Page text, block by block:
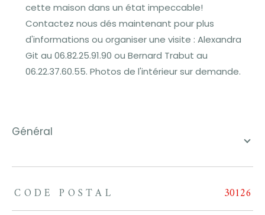
cette maison dans un état impeccable!
Contactez nous dés maintenant pour plus
d'informations ou organiser une visite : Alexandra
Git au 06.82.25.91.90 ou Bernard Trabut au
06.22.37.60.55. Photos de l'intérieur sur demande.
général
TRAD_ZEPHYR_Caracteristique TRAD_ZEPHYR_Valeurs
CODE POSTAL
30126